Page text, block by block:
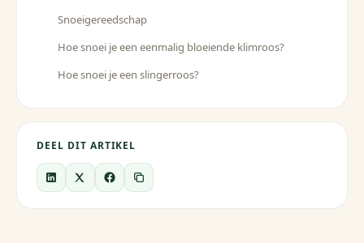
Snoeigereedschap
Hoe snoei je een eenmalig bloeiende klimroos?
Hoe snoei je een slingerroos?
DEEL DIT ARTIKEL